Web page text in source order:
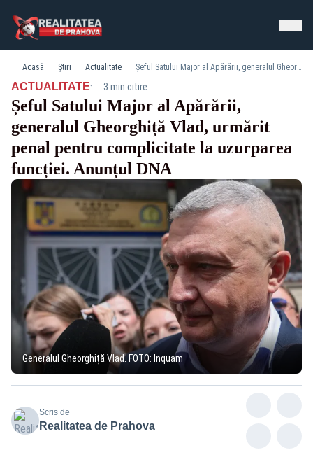
Acasă Știri Actualitate Șeful Satului Major al Apărării, generalul Gheorghiță Vlad, urmărit penal pentru complicitate la uzurparea funcției. Anunțul DNA
ACTUALITATE· 3 min citire
Șeful Satului Major al Apărării,
generalul Gheorghiță Vlad, urmărit
penal pentru complicitate la uzurparea
funcției. Anunțul DNA
Generalul Gheorghiță Vlad. FOTO: Inquam
Scris de
Realitatea de Prahova